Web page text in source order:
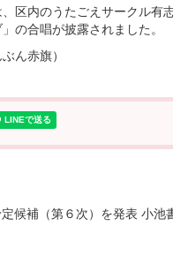
区内のうたごえサークル有
の合唱が披露されました。
ん赤旗）
候補（第６次）を発表 小池